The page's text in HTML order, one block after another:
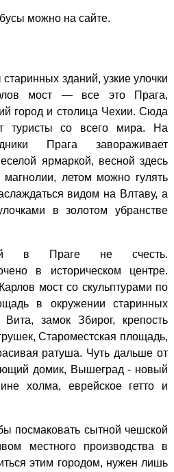
можно на сайте.
зданий, узкие улочки
мост — все это Прага,
город и столица Чехии. Сюда
туристы со всего мира. На
Прага завораживает
ярмаркой, весной здесь
магнолии, летом можно гулять
видом на Влтаву, а
в золотом убранстве
в Праге не счесть.
в историческом центре.
мост со скульптурами по
в окружении старинных
замок Збирог, крепость
Староместская площадь,
ратуша. Чуть дальше от
домик, Вышеград - новый
холма, еврейское гетто и
посмаковать сытной чешской
местного производства в
этим городом, нужен лишь